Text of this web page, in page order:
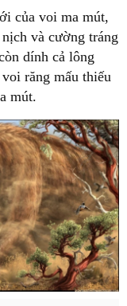
của voi ma mút,
và cường tráng
dính cả lông
răng mấu thiếu
mút.